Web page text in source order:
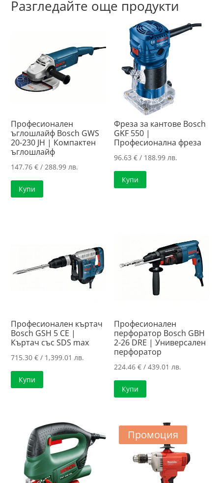
Разгледайте още продукти
Професионален
ъглошлайф Bosch GWS
20-230 JH | Компактен
ъглошлайф
147.76€ / 288.99 лв.
Купи
Фреза за кантове Bosch
GKF 550 |
Професионална фреза
96.63€ / 188.99 лв.
Купи
Професионален къртач
Bosch GSH 5 CE |
Къртач със SDS max
715.30€ / 1,399.01 лв.
Купи
Професионален
перфоратор Bosch GBH
2-26 DRE | Универсален
перфоратор
224.46€ / 439.01 лв.
Купи
Промоция